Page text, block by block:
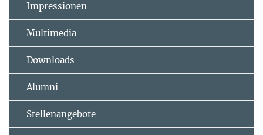
Impressionen
Multimedia
Downloads
Alumni
Stellenangebote